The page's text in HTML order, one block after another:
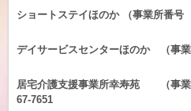
ショートステイほのか （事業所番号
デイサービスセンターほのか （事
居宅介護支援事業所幸寿苑 （事
67-7651